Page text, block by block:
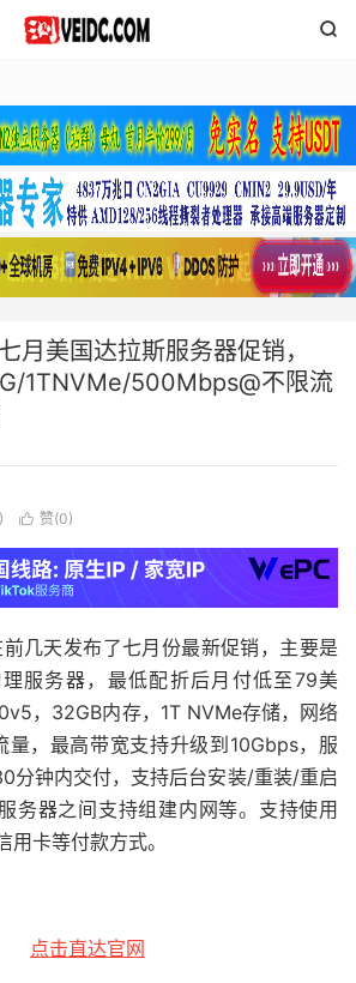

月美国达拉斯服务器促销，
1TNVMe/500Mbps@不限流
 赞(0)
几天发布了七月份最新促销，主要是
服务器，最低配折后月付低至79美
，32GB内存，1T NVMe存储，网络
，最高带宽支持升级到10Gbps，服
分钟内交付，支持后台安装/重装/重启
务器之间支持组建内网等。支持使用
卡等付款方式。
点击直达官网